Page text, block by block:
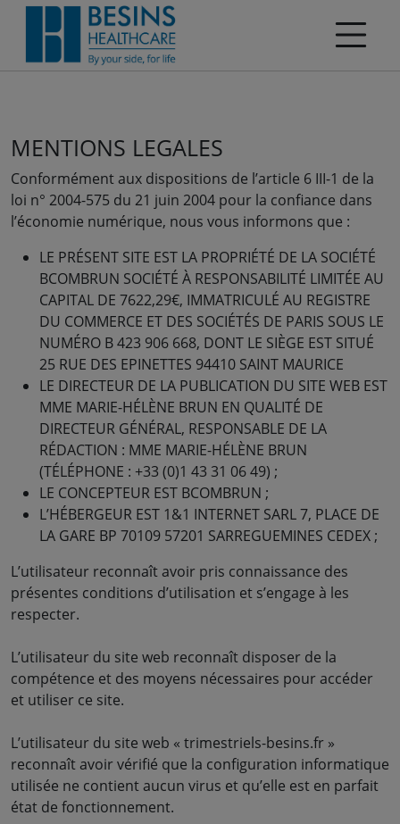
MENTIONS LEGALES
Conformément aux dispositions de l’article 6 III-1 de la
loi n° 2004-575 du 21 juin 2004 pour la confiance dans
l’économie numérique, nous vous informons que :
LE PRÉSENT SITE EST LA PROPRIÉTÉ DE LA SOCIÉTÉ
BCOMBRUN SOCIÉTÉ À RESPONSABILITÉ LIMITÉE AU
CAPITAL DE 7622,29€, IMMATRICULÉ AU REGISTRE
DU COMMERCE ET DES SOCIÉTÉS DE PARIS SOUS LE
NUMÉRO B 423 906 668, DONT LE SIÈGE EST SITUÉ
25 RUE DES EPINETTES 94410 SAINT MAURICE
LE DIRECTEUR DE LA PUBLICATION DU SITE WEB EST
MME MARIE-HÉLÈNE BRUN EN QUALITÉ DE
DIRECTEUR GÉNÉRAL, RESPONSABLE DE LA
RÉDACTION : MME MARIE-HÉLÈNE BRUN
(TÉLÉPHONE : +33 (0)1 43 31 06 49) ;
LE CONCEPTEUR EST BCOMBRUN ;
L’HÉBERGEUR EST 1&1 INTERNET SARL 7, PLACE DE
LA GARE BP 70109 57201 SARREGUEMINES CEDEX ;
L’utilisateur reconnaît avoir pris connaissance des
présentes conditions d’utilisation et s’engage à les
respecter.
L’utilisateur du site web reconnaît disposer de la
compétence et des moyens nécessaires pour accéder
et utiliser ce site.
L’utilisateur du site web « trimestriels-besins.fr »
reconnaît avoir vérifié que la configuration informatique
utilisée ne contient aucun virus et qu’elle est en parfait
état de fonctionnement.